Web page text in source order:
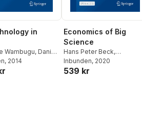
in
Wambugu, Daniel
, 2014
Economics of Big
Science
Hans Peter Beck,
Panagiotis Charitos
Inbunden, 2020
539 kr